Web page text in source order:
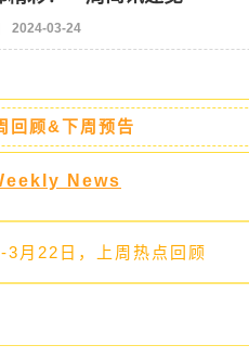
2024-03-24
回顾&下周预告
News
3月22日，上周热点回顾